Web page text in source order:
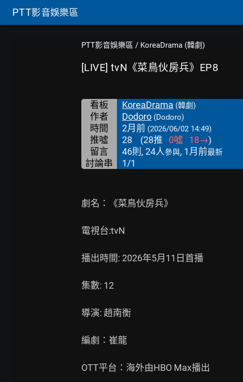
PTT影音娛樂區
PTT影音娛樂區 / KoreaDrama (韓劇)
[LIVE] tvN《菜鳥伙房兵》EP8
看板 KoreaDrama (韓劇)
作者 Dodoro (Dodoro)
時間 2月前 (2026/06/02 14:49)
推噓 28 (28推 0噓 18→)
留言
46則, 24人參與, 1月前最新
討論串 1/1
劇名：《菜鳥伙房兵》
電視台:tvN
播出時間: 2026年5月11日首播
集數: 12
導演: 趙南衡
編劇：崔龍
OTT平台：海外由HBO Max播出